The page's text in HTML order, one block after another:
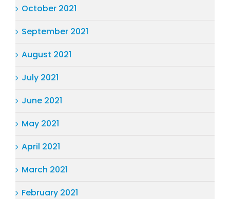
October 2021
September 2021
August 2021
July 2021
June 2021
May 2021
April 2021
March 2021
February 2021